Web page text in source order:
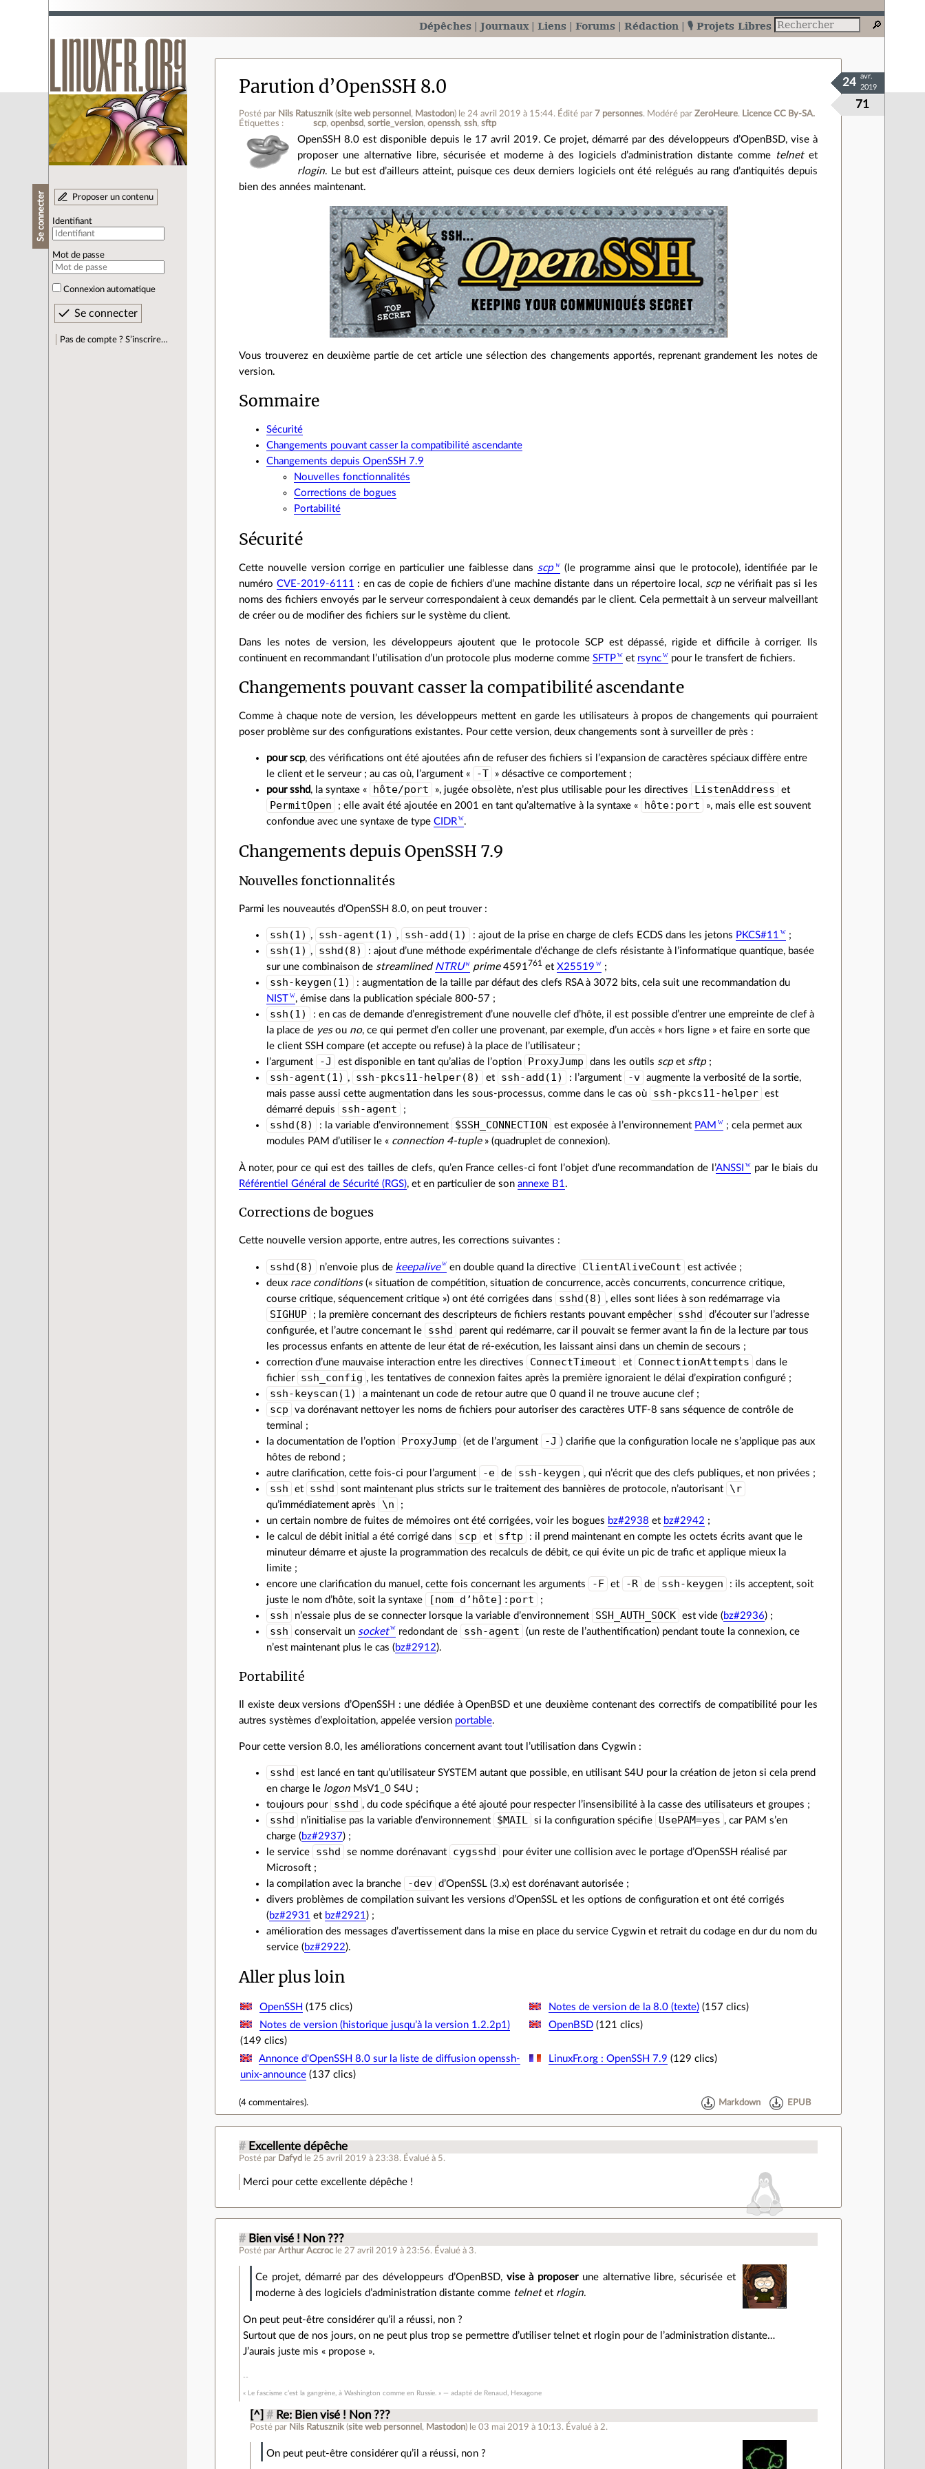
Dépêches Journaux Liens Forums Rédaction 🎙️ Projets Libres
Se connecter Proposer un contenu
Identifiant
Mot de passe
Connexion automatique
Pas de compte ? S’inscrire…
Parution d’OpenSSH 8.0
Posté par Nils Ratusznik (site web personnel , Mastodon) le 24 avril 2019 à 15:44. Édité par 7 personnes. Modéré parZeroHeure. Licence CC By‑SA.
Étiquettes :
scp openbsd sortie_version openssh ssh sftp
71
24
avr.
2019
OpenSSH 8.0 est disponible depuis le 17 avril 2019. Ce projet, démarré par des développeurs d’OpenBSD, vise à
proposer une alternative libre, sécurisée et moderne à des logiciels d’administration distante comme telnetet
rlogin. Le but est d’ailleurs atteint, puisque ces deux derniers logiciels ont été relégués au rang d’antiquités depuis
bien des années maintenant.
Vous trouverez en deuxième partie de cet article une sélection des changements apportés, reprenant grandement les notes de
version.
Sommaire
Sécurité
Changements pouvant casser la compatibilité ascendante
Changements depuis OpenSSH 7.9
Nouvelles fonctionnalités
Corrections de bogues
Portabilité
Sécurité
Cette nouvelle version corrige en particulier une faiblesse dans scp
(le programme ainsi que le protocole), identifiée par le
numéro CVE-2019-6111 : en cas de copie de fichiers d’une machine distante dans un répertoire local, scpne vérifiait pas si les
noms des fichiers envoyés par le serveur correspondaient à ceux demandés par le client. Cela permettait à un serveur malveillant
de créer ou de modifier des fichiers sur le système du client.
Dans les notes de version, les développeurs ajoutent que le protocole SCP est dépassé, rigide et difficile à corriger. Ils
continuent en recommandant l’utilisation d’un protocole plus moderne commeSFTP et rsync pour le transfert de fichiers.
Changements pouvant casser la compatibilité ascendante
Comme à chaque note de version, les développeurs mettent en garde les utilisateurs à propos de changements qui pourraient
poser problème sur des configurations existantes. Pour cette version, deux changements sont à surveiller de près :
pour scp, des vérifications ont été ajoutées afin de refuser des fichiers si l’expansion de caractères spéciaux diffère entre
le client et le serveur ; au cas où, l’argument «
-T
» désactive ce comportement ;
pour sshd, la syntaxe « hôte/port », jugée obsolète, n’est plus utilisable pour les directives ListenAddress et
PermitOpen ; elle avait été ajoutée en 2001 en tant qu’alternative à la syntaxe « hôte:port
», mais elle est souvent
confondue avec une syntaxe de typeCIDR .
Changements depuis OpenSSH 7.9
Nouvelles fonctionnalités
Parmi les nouveautés d’OpenSSH 8.0, on peut trouver :
ssh(1) , ssh-agent(1) , ssh-add(1) : ajout de la prise en charge de clefs ECDS dans les jetons PKCS#11 ;
ssh(1) , sshd(8)
: ajout d’une méthode expérimentale d’échange de clefs résistante à l’informatique quantique, basée
sur une combinaison de streamlined NTRU prime4591 761 et X25519 ;
ssh-keygen(1)
: augmentation de la taille par défaut des clefs RSA à 3072 bits, cela suit une recommandation du
NIST
, émise dans la publication spéciale 800-57 ;
ssh(1)
: en cas de demande d’enregistrement d’une nouvelle clef d’hôte, il est possible d’entrer une empreinte de clef à
la place de yesou no, ce qui permet d’en coller une provenant, par exemple, d’un accès « hors ligne » et faire en sorte que
le client SSH compare (et accepte ou refuse) à la place de l’utilisateur ;
l’argument
-J est disponible en tant qu’alias de l’option ProxyJump dans les outils scpet sftp;
ssh-agent(1) , ssh-pkcs11-helper(8) et ssh-add(1) : l’argument -v augmente la verbosité de la sortie,
mais passe aussi cette augmentation dans les sous‐processus, comme dans le cas où
ssh-pkcs11-helper est
démarré depuis
ssh-agent ;
sshd(8) : la variable d’environnement $SSH_CONNECTION est exposée à l’environnement PAM
; cela permet aux
modules PAM d’utiliser le « connection 4‐tuple» (quadruplet de connexion).
À noter, pour ce qui est des tailles de clefs, qu’en France celles‐ci font l’objet d’une recommandation de l’ANSSI
par le biais du
Référentiel Général de Sécurité (RGS), et en particulier de sonannexe B1.
Corrections de bogues
Cette nouvelle version apporte, entre autres, les corrections suivantes :
sshd(8) n’envoie plus de keepalive en double quand la directive ClientAliveCount
est activée ;
deux race conditions(« situation de compétition, situation de concurrence, accès concurrents, concurrence critique,
course critique, séquencement critique ») ont été corrigées dans
sshd(8) , elles sont liées à son redémarrage via
SIGHUP ; la première concernant des descripteurs de fichiers restants pouvant empêcher sshd
d’écouter sur l’adresse
configurée, et l’autre concernant le
sshd
parent qui redémarre, car il pouvait se fermer avant la fin de la lecture par tous
les processus enfants en attente de leur état de ré‐exécution, les laissant ainsi dans un chemin de secours ;
correction d’une mauvaise interaction entre les directives
ConnectTimeout et ConnectionAttempts
dans le
fichier ssh_config , les tentatives de connexion faites après la première ignoraient le délai d’expiration configuré ;
ssh-keyscan(1) a maintenant un code de retour autre que 0 quand il ne trouve aucune clef ;
scp
va dorénavant nettoyer les noms de fichiers pour autoriser des caractères UTF-8 sans séquence de contrôle de
terminal ;
la documentation de l’option
ProxyJump (et de l’argument -J ) clarifie que la configuration locale ne s’applique pas aux
hôtes de rebond ;
autre clarification, cette fois‐ci pour l’argument
-e de ssh-keygen , qui n’écrit que des clefs publiques, et non privées ;
ssh et sshd sont maintenant plus stricts sur le traitement des bannières de protocole, n’autorisant \r
qu’immédiatement après \n
;
un certain nombre de fuites de mémoires ont été corrigées, voir les bogues bz#2938 et bz#2942 ;
le calcul de débit initial a été corrigé dans
scp et sftp
: il prend maintenant en compte les octets écrits avant que le
minuteur démarre et ajuste la programmation des recalculs de débit, ce qui évite un pic de trafic et applique mieux la
limite ;
encore une clarification du manuel, cette fois concernant les arguments
-F et -R de ssh-keygen
: ils acceptent, soit
juste le nom d’hôte, soit la syntaxe
[nom d’hôte]:port ;
ssh n’essaie plus de se connecter lorsque la variable d’environnement SSH_AUTH_SOCK est vide (bz#2936) ;
ssh conservait un socket redondant de ssh-agent
(un reste de l’authentification) pendant toute la connexion, ce
n’est maintenant plus le cas (bz#2912).
Portabilité
Il existe deux versions d’OpenSSH : une dédiée à OpenBSD et une deuxième contenant des correctifs de compatibilité pour les
autres systèmes d’exploitation, appelée version portable.
Pour cette version 8.0, les améliorations concernent avant tout l’utilisation dans Cygwin :
sshd
est lancé en tant qu’utilisateur SYSTEM autant que possible, en utilisant S4U pour la création de jeton si cela prend
en charge le logon MsV1_0 S4U ;
toujours pour sshd , du code spécifique a été ajouté pour respecter l’insensibilité à la casse des utilisateurs et groupes ;
sshd n’initialise pas la variable d’environnement $MAIL si la configuration spécifie UsePAM=yes , car PAM s’en
charge ( bz#2937) ;
le service
sshd se nomme dorénavant cygsshd
pour éviter une collision avec le portage d’OpenSSH réalisé par
Microsoft ;
la compilation avec la branche
-dev d’OpenSSL (3.x) est dorénavant autorisée ;
divers problèmes de compilation suivant les versions d’OpenSSL et les options de configuration et ont été corrigés
( bz#2931 et bz#2921) ;
amélioration des messages d’avertissement dans la mise en place du service Cygwin et retrait du codage en dur du nom du
service ( bz#2922).
Aller plus loin
OpenSSH (175 clics) Notes de version de la 8.0 (texte) (157 clics)
Notes de version (historique jusqu’à la version 1.2.2p1)
(149 clics)
OpenBSD (121 clics)
Annonce d'OpenSSH 8.0 sur la liste de diffusion openssh-
unix-announce(137 clics)
LinuxFr.org : OpenSSH 7.9 (129 clics)
(4 commentaires). Markdown EPUB
# Excellente dépêche
Posté par Dafyd le 25 avril 2019 à 23:38. Évalué à 5.
Merci pour cette excellente dépêche !
# Bien visé ! Non ???
Posté parArthur Accroc le 27 avril 2019 à 23:56. Évalué à 3.
Ce projet, démarré par des développeurs d’OpenBSD, vise à proposerune alternative libre, sécurisée et
moderne à des logiciels d’administration distante comme telnetet rlogin.
On peut peut-être considérer qu’il a réussi, non ?
Surtout que de nos jours, on ne peut plus trop se permettre d’utiliser telnet et rlogin pour de l’administration distante…
J’aurais juste mis « propose ».
« Le fascisme c’est la gangrène, à Washington comme en Russie. » — adapté de Renaud, Hexagone
[^] # Re: Bien visé ! Non ???
Posté par Nils Ratusznik (site web personnel , Mastodon) le 03 mai 2019 à 10:13. Évalué à 2.
On peut peut-être considérer qu’il a réussi, non ?